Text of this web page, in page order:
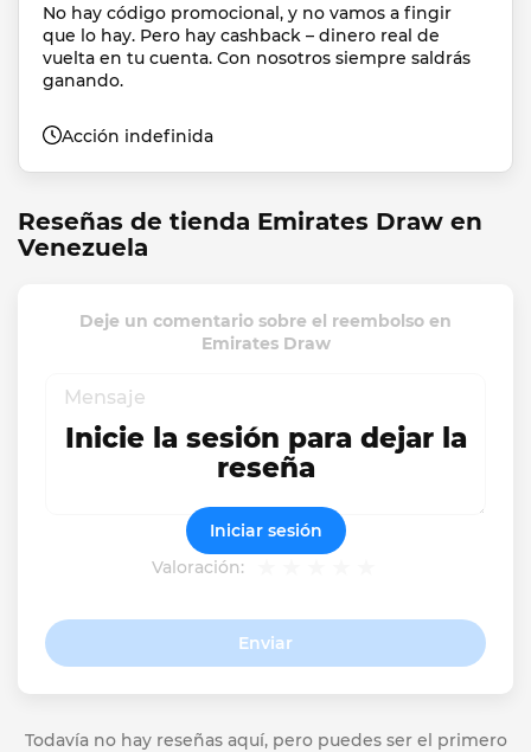
No hay código promocional, y no vamos a fingir
que lo hay. Pero hay cashback – dinero real de
vuelta en tu cuenta. Con nosotros siempre saldrás
ganando.
Acción indefinida
Reseñas de tienda Emirates Draw en
Venezuela
Deje un comentario sobre el reembolso en
Emirates Draw
Valoración:
Enviar
Inicie la sesión para dejar la
reseña
Iniciar sesión
Todavía no hay reseñas aquí, pero puedes ser el primero